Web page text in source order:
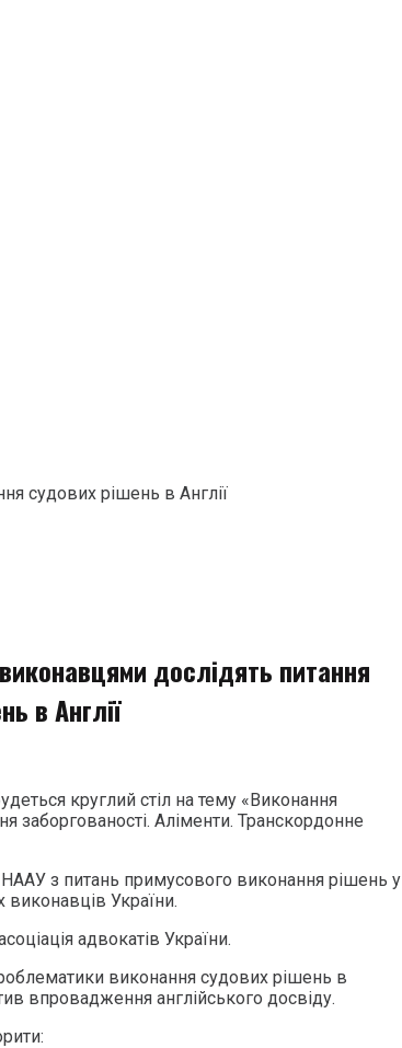
судових рішень в Англії
дослідять питання
в Англії
круглий стіл на тему «Виконання
заборгованості. Аліменти. Транскордонне
НААУ з питань примусового виконання рішень у
виконавців України.
адвокатів України.
виконання судових рішень в
впровадження англійського досвіду.